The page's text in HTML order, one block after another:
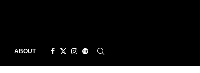
ABOUT